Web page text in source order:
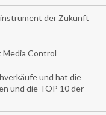
der Zukunft
Media Control
und hat die
und die TOP 10 der